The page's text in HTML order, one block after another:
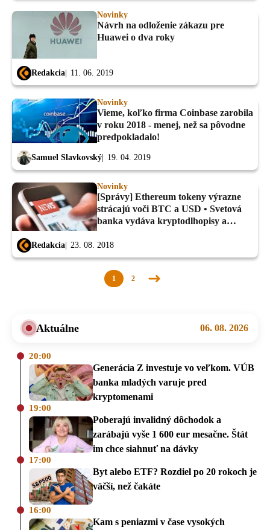
Novinky
Návrh na odloženie zákazu pre
Huawei o dva roky
Redakcia 11. 06. 2019
Novinky
Vieme, koľko firma Coinbase zarobila
v roku 2018 - menej, než sa pôvodne
predpokladalo!
Samuel Slavkovský 19. 04. 2019
Novinky
[Správy] Ethereum tokeny výrazne
strácajú voči BTC a USD • Svetová
banka vydáva kryptodlhopisy a
Redakcia 23. 08. 2018
1 2
Nasledujúca
Aktuálne 06. 08. 2026
20:00
Generácia Z investuje vo veľkom. VÚB
banka mladých varuje pred
kryptomenami
19:00
Poberajú invalidný dôchodok a
zarábajú vyše 1 600 eur mesačne. Štát
im chce siahnuť na dávky
17:00
Byt alebo ETF? Rozdiel po 20 rokoch je
väčší, než čakáte
16:00
Kam s peniazmi v čase vysokých